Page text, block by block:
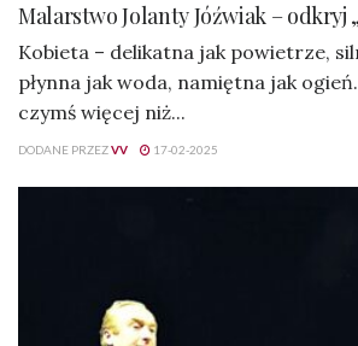
Malarstwo Jolanty Jóźwiak – odkryj
Kobieta – delikatna jak powietrze,
płynna jak woda, namiętna jak
czymś więcej niż...
DODANE PRZEZVV 17-02-2025